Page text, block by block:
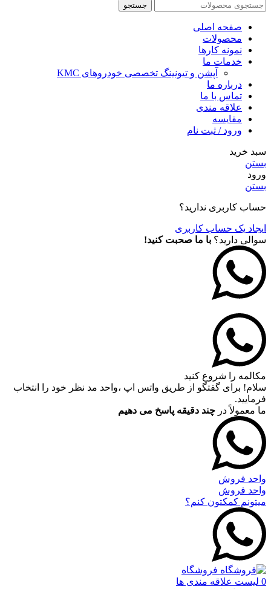
جستجو
صفحه اصلی
محصولات
نمونه کارها
خدمات ما
آپشن و تیونینگ تخصصی خودروهای KMC
درباره ما
تماس با ما
علاقه مندی
مقايسه
ورود / ثبت نام
سبد خرید
بستن
ورود
بستن
حساب کاربری ندارید؟
ایجاد یک حساب کاربری
سوالی دارید؟ با ما صحبت کنید!
مکالمه را شروع کنید
سلام! برای گفتگو از طریق واتس اپ ،واحد مد نظر خود را انتخاب
فرمایید.
ما معمولاً در چند دقیقه پاسخ می دهیم
واحد فروش
واحد فروش
میتونم کمکتون کنم؟
فروشگاه
0 لیست علاقه مندی ها